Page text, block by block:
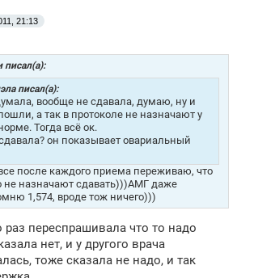
21:13
писал(а):
писал(а):
вообще не сдавала, думаю, ну и
а так в протоколе не назначают у
Тогда всё ок.
он показывает овариальный
после каждого приема переживаю, что
не назначают сдавать)))АМГ даже
1,574, вроде тож ничего)))
раз переспрашивала что то надо
нет, и у другого врача
тоже сказала не надо, и так